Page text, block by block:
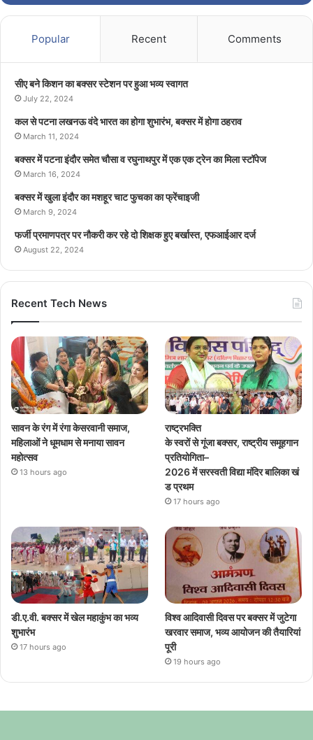
Popular Recent Comments
सीए बने किशन का बक्सर स्टेशन पर हुआ भव्य स्वागत
July 22, 2024
कल से पटना लखनऊ वंदे भारत का होगा शुभारंभ, बक्सर में होगा ठहराव
March 11, 2024
बक्सर में पटना इंदौर समेत चौसा व रघुनाथपुर में एक एक ट्रेन का मिला स्टॉपेज
March 16, 2024
बक्सर में खुला इंदौर का मशहूर चाट फुचका का फ्रेंचाइजी
March 9, 2024
फर्जी प्रमाणपत्र पर नौकरी कर रहे दो शिक्षक हुए बर्खास्त, एफआईआर दर्ज
August 22, 2024
Recent Tech News
सावन के रंग में रंगा केसरवानी समाज,
महिलाओं ने धूमधाम से मनाया सावन
महोत्सव
13 hours ago
राष्ट्रभक्ति
के स्वरों से गूंजा बक्सर, राष्ट्रीय समूहगान
प्रतियोगिता–
2026 में सरस्वती विद्या मंदिर बालिका खं
ड प्रथम
17 hours ago
डी.ए.वी. बक्सर में खेल महाकुंभ का भव्य
शुभारंभ
17 hours ago
विश्व आदिवासी दिवस पर बक्सर में जुटेगा
खरवार समाज, भव्य आयोजन की तैयारियां
पूरी
19 hours ago